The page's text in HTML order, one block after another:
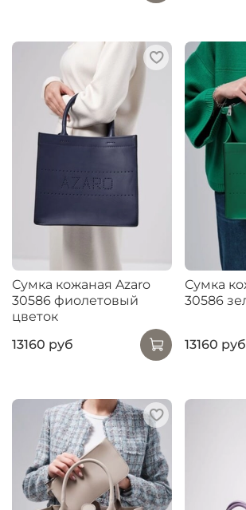
Сумка кожаная Azaro
30586 фиолетовый
цветок
13160 руб
Сумка
30586
13160 руб